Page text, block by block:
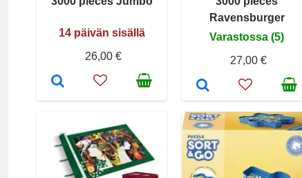
14 päivän sisällä
26,00 €
Ravensburger
Varastossa (5)
27,00 €